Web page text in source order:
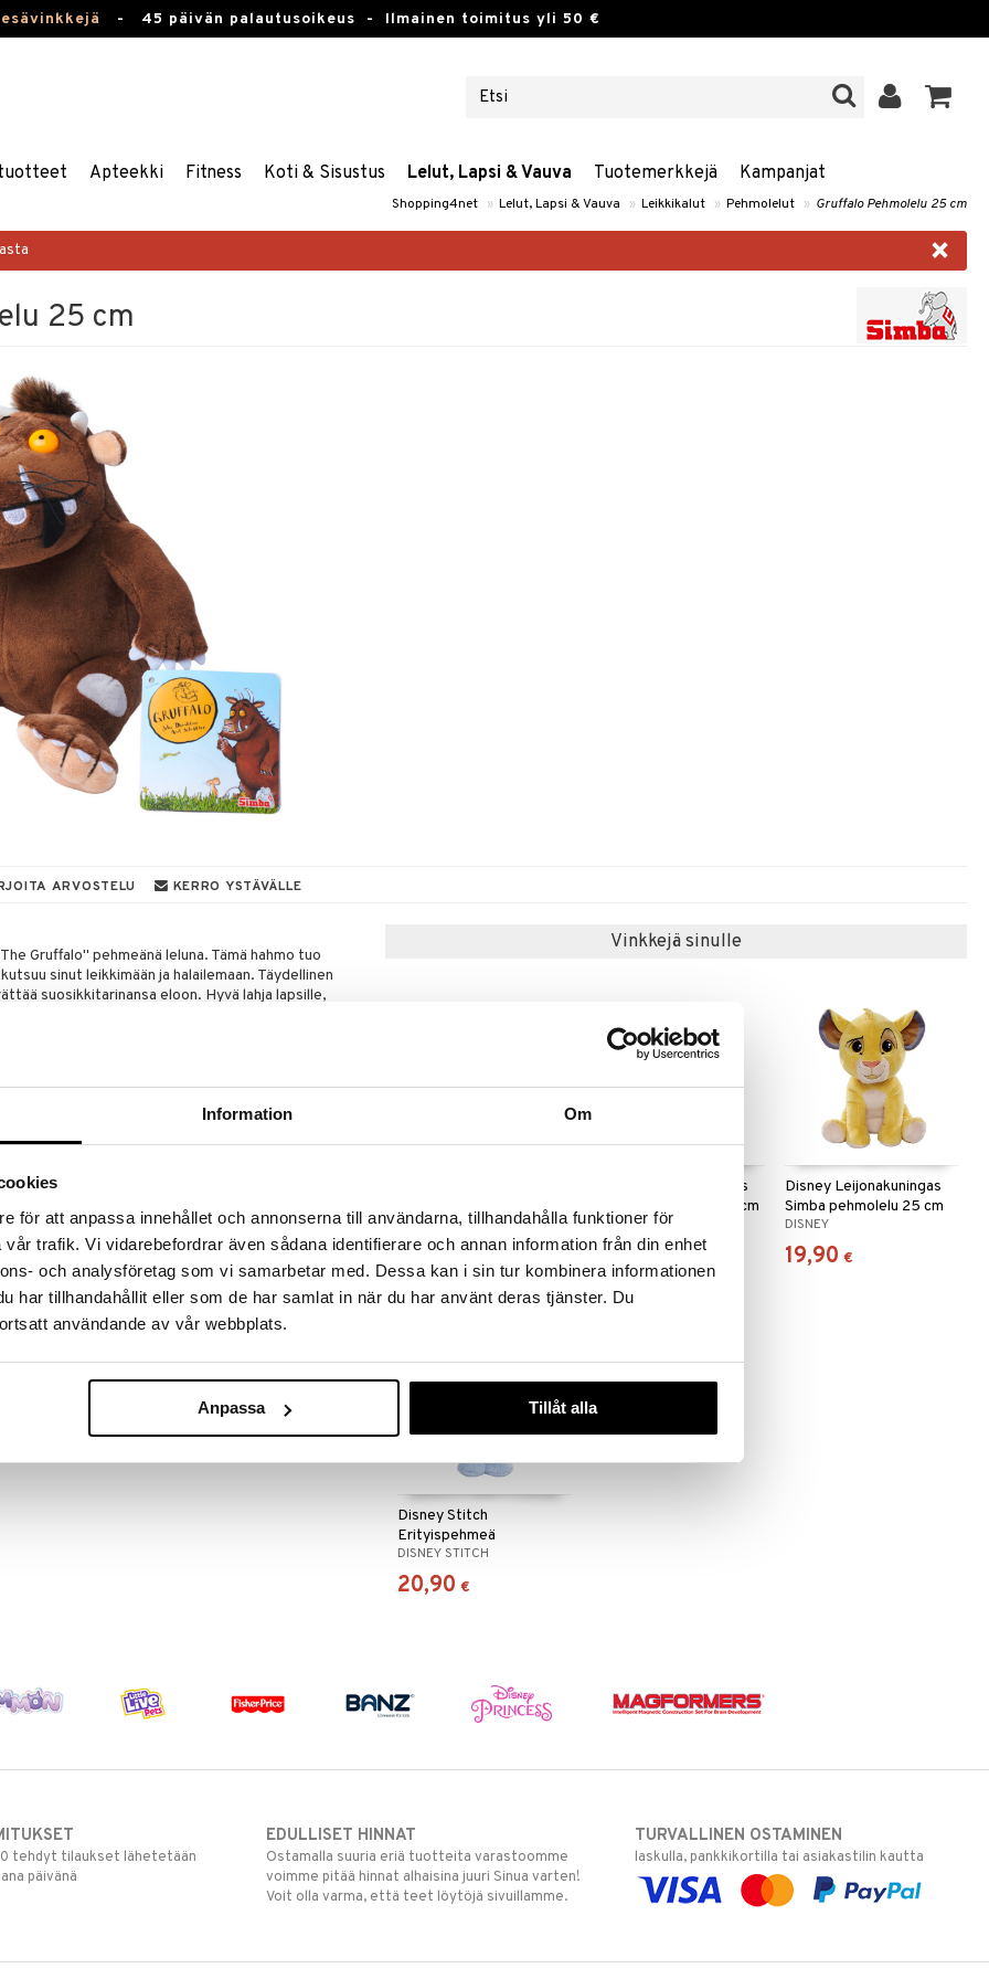
Information Om
för att anpassa innehållet och annonserna till användarna, tillhandahålla funktioner för
trafik. Vi vidarebefordrar även sådana identifierare och annan information från din enhet
och analysföretag som vi samarbetar med. Dessa kan i sin tur kombinera informationen
har tillhandahållit eller som de har samlat in när du har använt deras tjänster. Du
användande av vår webbplats.
Anpassa Tillåt alla
- 45 päivän palautusoikeus - Ilmainen toimitus yli 50 €
Apteekki Fitness Koti & Sisustus Lelut, Lapsi & Vauva Tuotemerkkejä Kampanjat
Shopping4net » Lelut, Lapsi & Vauva » Leikkikalut » Pehmolelut » Gruffalo Pehmolelu 25 cm
×
25 cm
ARVOSTELU KERRO YSTÄVÄLLE
Gruffalo" pehmeänä leluna. Tämä hahmo tuo
sinut leikkimään ja halailemaan. Täydellinen
suosikkitarinansa eloon. Hyvä lahja lapsille,
Vinkkejä sinulle
Erityispehmeä Pehmolelu
25 cm
DISNEY STITCH
20,90
Disney Leijonakuningas
Mufasa pehmolelu 25 cm
DISNEY
19,90
Disney Leijonakuningas
Simba pehmolelu 25 cm
DISNEY
19,90 €
Disney Stitch
Erityispehmeä
Pehmolelu25 cm
DISNEY STITCH
20,90 €
tehdyt tilaukset lähetetään
päivänä
EDULLISET HINNAT
Ostamalla suuria eriä tuotteita varastoomme
voimme pitää hinnat alhaisina juuri Sinua varten!
Voit olla varma, että teet löytöjä sivuillamme.
TURVALLINEN OSTAMINEN
laskulla, pankkikortilla tai asiakastilin kautta